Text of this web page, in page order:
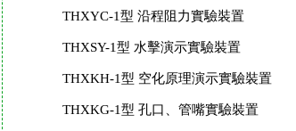
THXYC-1型 沿程阻力實驗裝置
THXSY-1型 水擊演示實驗裝置
THXKH-1型 空化原理演示實驗裝置
THXKG-1型 孔口、管嘴實驗裝置